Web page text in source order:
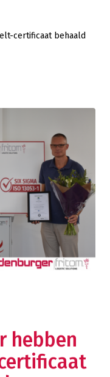
certificaat behaald
hebben